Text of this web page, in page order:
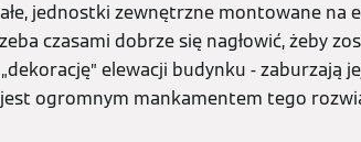
jednostki zewnętrzne montowane na
czasami dobrze się nagłowić, żeby
elewacji budynku - zaburzają
ogromnym mankamentem tego